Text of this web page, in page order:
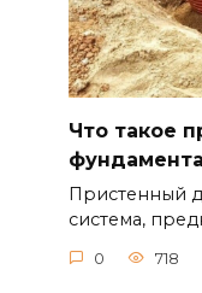
Что такое
Пристенный
система,
0 718